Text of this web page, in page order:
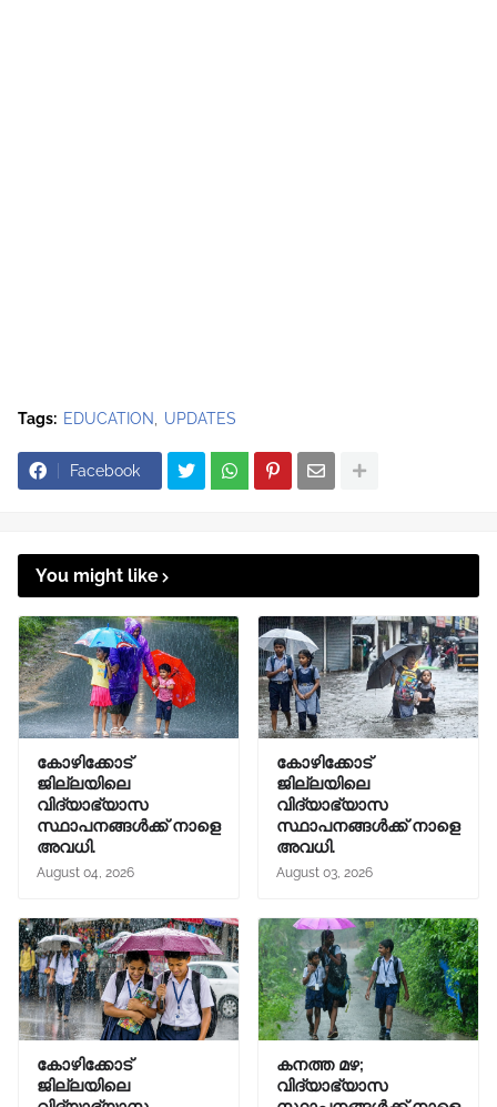
Tags: EDUCATION UPDATES
Facebook
You might like
കോഴിക്കോട്
ജില്ലയിലെ
വിദ്യാഭ്യാസ
സ്ഥാപനങ്ങൾക്ക് നാളെ
അവധി.
August 04, 2026
കോഴിക്കോട്
ജില്ലയിലെ
വിദ്യാഭ്യാസ
സ്ഥാപനങ്ങൾക്ക് നാളെ
അവധി.
August 03, 2026
കോഴിക്കോട്
ജില്ലയിലെ
കനത്ത മഴ;
വിദ്യാഭ്യാസ